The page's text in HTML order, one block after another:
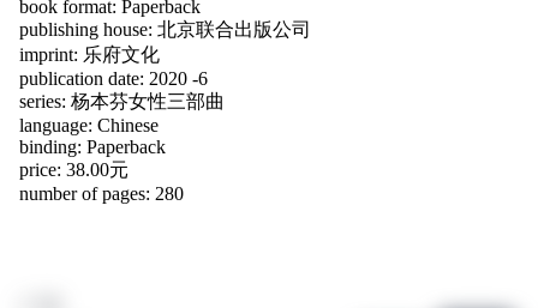
book format: Paperback
publishing house: 北京联合出版公司
imprint: 乐府文化
publication date: 2020 -6
series: 杨本芬女性三部曲
language: Chinese
binding: Paperback
price: 38.00元
number of pages: 280